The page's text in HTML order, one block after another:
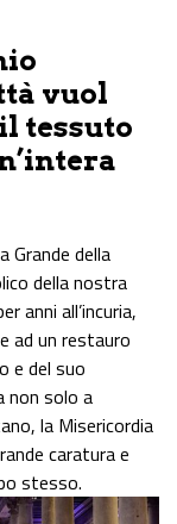
vuol
tessuto
Grande della
della nostra
anni all’incuria,
ad un restauro
e del suo
non solo a
la Misericordia
caratura e
stesso.